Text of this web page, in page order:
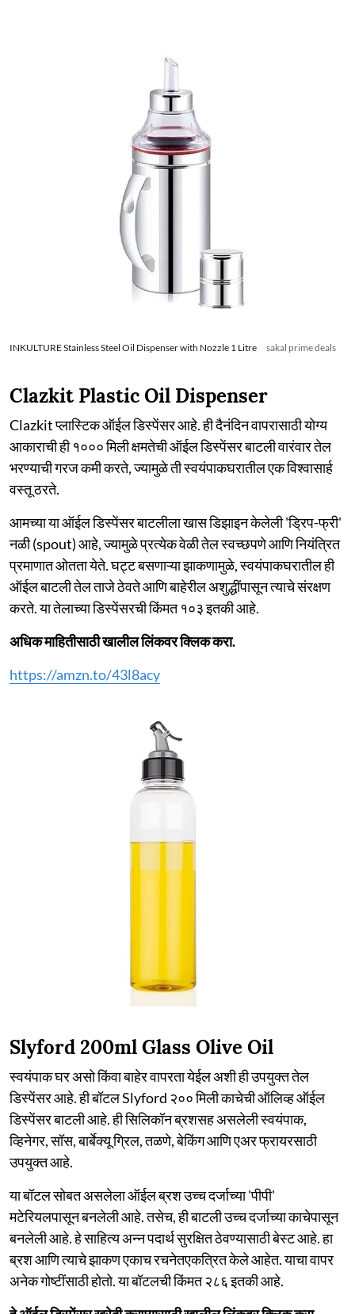
INKULTURE Stainless Steel Oil Dispenser with Nozzle 1 Litre sakal prime deals
Clazkit Plastic Oil Dispenser
Clazkit प्लास्टिक ऑईल डिस्पेंसर आहे. ही दैनंदिन वापरासाठी योग्य
आकाराची ही १००० मिली क्षमतेची ऑईल डिस्पेंसर बाटली वारंवार तेल
भरण्याची गरज कमी करते, ज्यामुळे ती स्वयंपाकघरातील एक विश्वासार्ह
वस्तू ठरते.
आमच्या या ऑईल डिस्पेंसर बाटलीला खास डिझाइन केलेली 'ड्रिप-फ्री'
नळी (spout) आहे, ज्यामुळे प्रत्येक वेळी तेल स्वच्छपणे आणि नियंत्रित
प्रमाणात ओतता येते. घट्ट बसणाऱ्या झाकणामुळे, स्वयंपाकघरातील ही
ऑईल बाटली तेल ताजे ठेवते आणि बाहेरील अशुद्धींपासून त्याचे संरक्षण
करते. या तेलाच्या डिस्पेंसरची किंमत १०३ इतकी आहे.
अधिक माहितीसाठी खालील लिंकवर क्लिक करा.
https://amzn.to/43l8acy
Slyford 200ml Glass Olive Oil
स्वयंपाक घर असो किंवा बाहेर वापरता येईल अशी ही उपयुक्त तेल
डिस्पेंसर आहे. ही बॉटल Slyford २०० मिली काचेची ऑलिव्ह ऑईल
डिस्पेंसर बाटली आहे. ही सिलिकॉन ब्रशसह असलेली स्वयंपाक,
व्हिनेगर, सॉस, बार्बेक्यू ग्रिल, तळणे, बेकिंग आणि एअर फ्रायरसाठी
उपयुक्त आहे.
या बॉटल सोबत असलेला ऑईल ब्रश उच्च दर्जाच्या 'पीपी'
मटेरियलपासून बनलेली आहे. तसेच, ही बाटली उच्च दर्जाच्या काचेपासून
बनलेली आहे. हे साहित्य अन्न पदार्थ सुरक्षित ठेवण्यासाठी बेस्ट आहे. हा
ब्रश आणि त्याचे झाकण एकाच रचनेतएकत्रित केले आहेत. याचा वापर
अनेक गोष्टींसाठी होतो. या बॉटलची किंमत २८६ इतकी आहे.